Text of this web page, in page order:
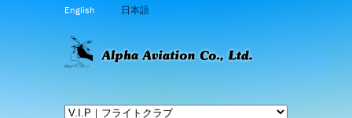
English 日本語